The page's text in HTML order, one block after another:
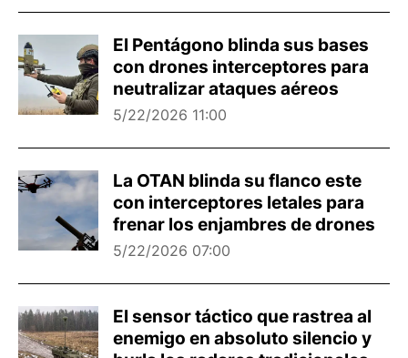
El Pentágono blinda sus bases
con drones interceptores para
neutralizar ataques aéreos
5/22/2026 11:00
La OTAN blinda su flanco este
con interceptores letales para
frenar los enjambres de drones
5/22/2026 07:00
El sensor táctico que rastrea al
enemigo en absoluto silencio y